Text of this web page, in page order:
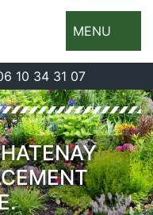
MENU
10 34 31 07